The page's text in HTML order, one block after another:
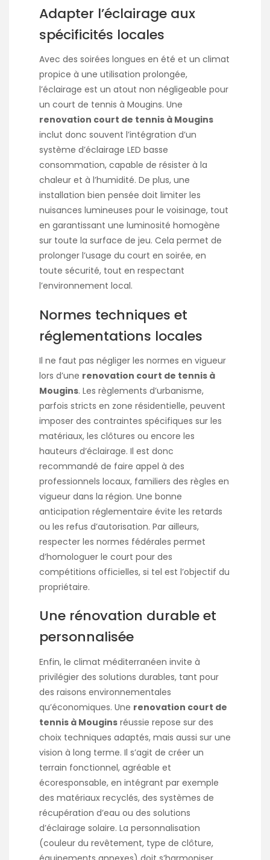
Adapter l’éclairage aux
spécificités locales
Avec des soirées longues en été et un climat
propice à une utilisation prolongée,
l’éclairage est un atout non négligeable pour
un court de tennis à Mougins. Une
renovation court de tennis à Mougins
inclut donc souvent l’intégration d’un
système d’éclairage LED basse
consommation, capable de résister à la
chaleur et à l’humidité. De plus, une
installation bien pensée doit limiter les
nuisances lumineuses pour le voisinage, tout
en garantissant une luminosité homogène
sur toute la surface de jeu. Cela permet de
prolonger l’usage du court en soirée, en
toute sécurité, tout en respectant
l’environnement local.
Normes techniques et
réglementations locales
Il ne faut pas négliger les normes en vigueur
lors d’une renovation court de tennis à
Mougins. Les règlements d’urbanisme,
parfois stricts en zone résidentielle, peuvent
imposer des contraintes spécifiques sur les
matériaux, les clôtures ou encore les
hauteurs d’éclairage. Il est donc
recommandé de faire appel à des
professionnels locaux, familiers des règles en
vigueur dans la région. Une bonne
anticipation réglementaire évite les retards
ou les refus d’autorisation. Par ailleurs,
respecter les normes fédérales permet
d’homologuer le court pour des
compétitions officielles, si tel est l’objectif du
propriétaire.
Une rénovation durable et
personnalisée
Enfin, le climat méditerranéen invite à
privilégier des solutions durables, tant pour
des raisons environnementales
qu’économiques. Une renovation court de
tennis à Mougins réussie repose sur des
choix techniques adaptés, mais aussi sur une
vision à long terme. Il s’agit de créer un
terrain fonctionnel, agréable et
écoresponsable, en intégrant par exemple
des matériaux recyclés, des systèmes de
récupération d’eau ou des solutions
d’éclairage solaire. La personnalisation
(couleur du revêtement, type de clôture,